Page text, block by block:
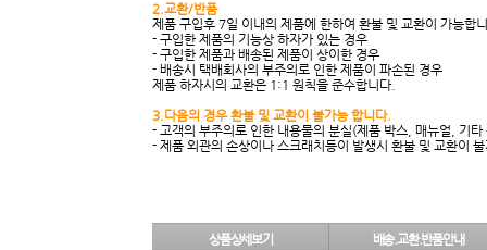
2.교환/반품
제품 구입후 7일 이내의 제품에 한하여 환불 및 교환이 가능합
- 구입한 제품의 기능상 하자가 있는 경우
- 구입한 제품과 배송된 제품이 상이한 경우
- 배송시 택배회사의 부주의로 인한 제품이 파손된 경우
제품 하자시의 교환은 1:1 원칙을 준수합니다.
3.다음의 경우 환불 및 교환이 불가능 합니다.
- 고객의 부주의로 인한 내용물의 분실(제품 박스, 매뉴얼, 기타
- 제품 외관의 손상이나 스크래치등이 발생시 환불 및 교환이
상품상세보기 배송.교환.반품안내